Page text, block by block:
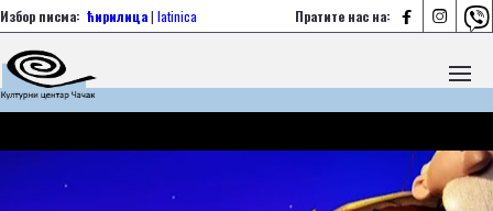
Пратите нас на:   
Избор писма: ћирилица| latinica